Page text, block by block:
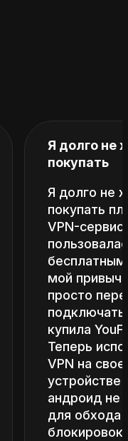
Я долго не
покупать
Я долго не
покупать
VPN-сервис,
мой
просто
купила
Теперь
VPN на
устройстве
андроид не
для обхода
блокировок